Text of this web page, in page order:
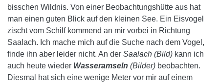
bisschen Wildnis. Von einer Beobachtungshütte aus hat
man einen guten Blick auf den kleinen See. Ein Eisvogel
zischt vom Schilf kommend an mir vorbei in Richtung
Saalach. Ich mache mich auf die Suche nach dem Vogel,
finde ihn aber leider nicht. An der Saalach (Bild) kann ich
auch heute wieder Wasseramseln (Bilder) beobachten.
Diesmal hat sich eine wenige Meter vor mir auf einem